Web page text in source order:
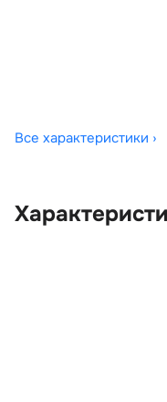
Все характеристики ›